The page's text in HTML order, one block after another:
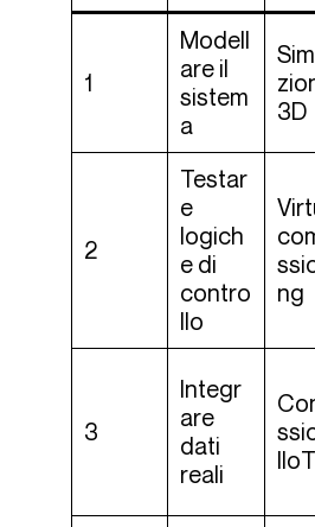
1
Modell
are il
sistem
a
3D
2
Testar
e
logich
e di
contro
llo
ng
3
Integr
are
dati
reali
IIoT